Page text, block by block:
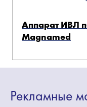
Аппарат ИВЛ
Magnamed
Рекламные